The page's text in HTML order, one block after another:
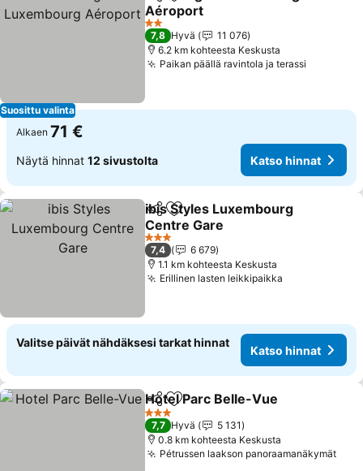
Suosittu valinta
Aéroport
Katso hinnat
2 Tähtiluokitus
7,8 Hyvä
11 076
6.2 km kohteesta Keskusta
Paikan päällä ravintola ja terassi
Alkaen 71 €
Näytä hinnat 12 sivustolta Katso hinnat
Jaa Lisää suosikkeihin
ibis Styles Luxembourg
Centre Gare
Katso hinnat
3 Tähtiluokitus
7,4
6 679
1.1 km kohteesta Keskusta
Erillinen lasten leikkipaikka
Valitse päivät nähdäksesi tarkat hinnat
Katso hinnat
Jaa Lisää suosikkeihin
Hotel Parc Belle-Vue
3 Tähtiluokitus
7,7 Hyvä
5 131
0.8 km kohteesta Keskusta
Pétrussen laakson panoraamanäkymät